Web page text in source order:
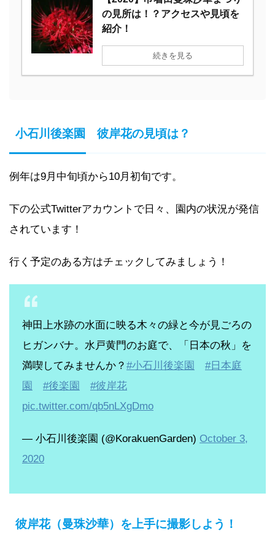
の見所は！？アクセスや見頃を
紹介！
続きを見る
小石川後楽園 彼岸花の見頃は？
例年は9月中旬頃から10月初旬です。
下の公式Twitterアカウントで日々、園内の状況が発信
されています！
行く予定のある方はチェックしてみましょう！
神田上水跡の水面に映る木々の緑と今が見ごろの
ヒガンバナ。水戸黄門のお庭で、「日本の秋」を
満喫してみませんか？ #小石川後楽園
#日本庭
園
#後楽園
#彼岸花
pic.twitter.com/qb5nLXgDmo
— 小石川後楽園 (@KorakuenGarden) October 3,
2020
彼岸花（曼珠沙華）を上手に撮影しよう！